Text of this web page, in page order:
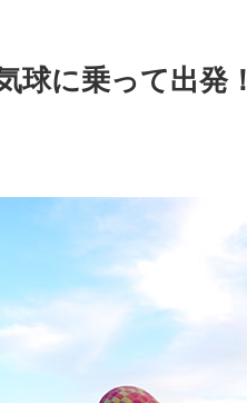
球に乗って出発！